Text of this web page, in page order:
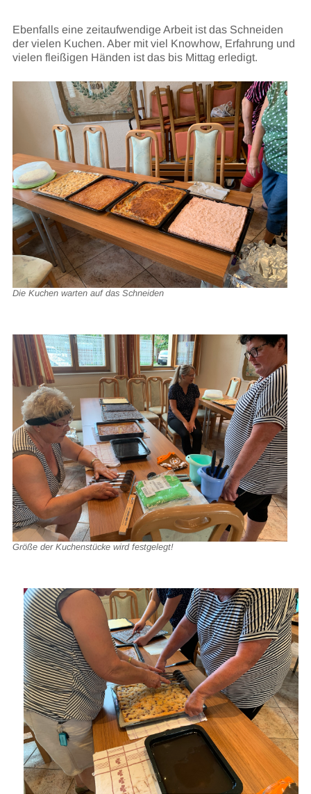
Ebenfalls eine zeitaufwendige Arbeit ist das Schneiden
der vielen Kuchen. Aber mit viel Knowhow, Erfahrung und
vielen fleißigen Händen ist das bis Mittag erledigt.
Die Kuchen warten auf das Schneiden
Größe der Kuchenstücke wird festgelegt!